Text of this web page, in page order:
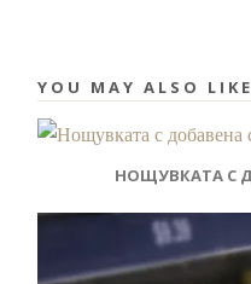
YOU MAY ALSO LIKE
НОЩУВКАТА С